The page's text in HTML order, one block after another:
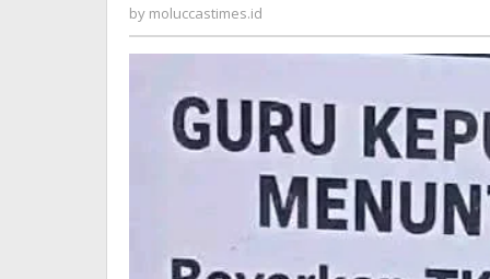
moluccastimes.id
by moluccastimes.id